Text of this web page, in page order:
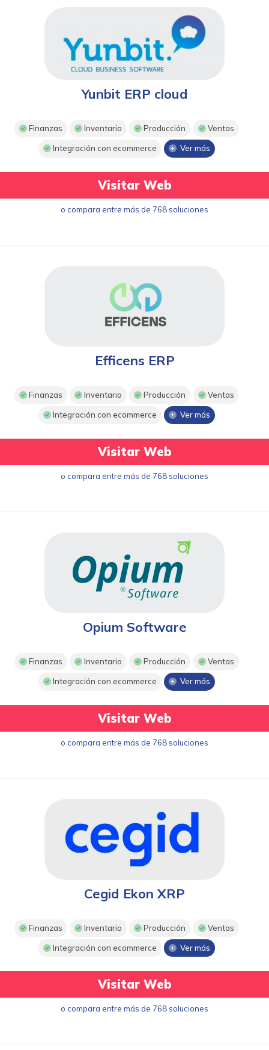
Yunbit ERP cloud
Finanzas Inventario Producción Ventas
Integración con ecommerce Ver más
Visitar Web
o compara entre más de 768 soluciones
Efficens ERP
Finanzas Inventario Producción Ventas
Integración con ecommerce Ver más
Visitar Web
o compara entre más de 768 soluciones
Opium Software
Finanzas Inventario Producción Ventas
Integración con ecommerce Ver más
Visitar Web
o compara entre más de 768 soluciones
Cegid Ekon XRP
Finanzas Inventario Producción Ventas
Integración con ecommerce Ver más
Visitar Web
o compara entre más de 768 soluciones